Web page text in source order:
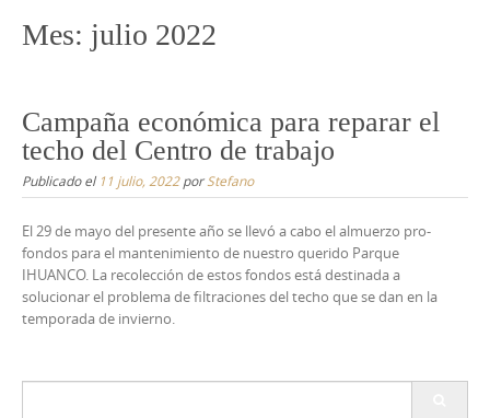
Mes: julio 2022
Campaña económica para reparar el
techo del Centro de trabajo
Publicado el 11 julio, 2022porStefano
El 29 de mayo del presente año se llevó a cabo el almuerzo pro-
fondos para el mantenimiento de nuestro querido Parque
IHUANCO. La recolección de estos fondos está destinada a
solucionar el problema de filtraciones del techo que se dan en la
temporada de invierno.